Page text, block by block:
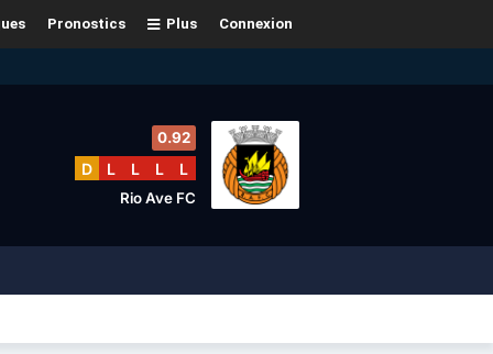
Connexion
Plus
Pronostics
0.92
D L L L L
Rio Ave FC